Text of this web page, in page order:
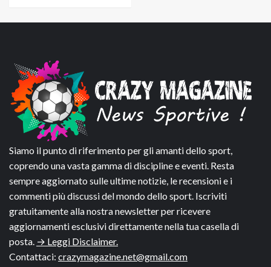
Siamo il punto di riferimento per gli amanti dello sport,
coprendo una vasta gamma di discipline e eventi. Resta
sempre aggiornato sulle ultime notizie, le recensioni e i
commenti più discussi del mondo dello sport. Iscriviti
gratuitamente alla nostra newsletter per ricevere
aggiornamenti esclusivi direttamente nella tua casella di
posta. → Leggi Disclaimer.
Contattaci: crazymagazine.net@gmail.com